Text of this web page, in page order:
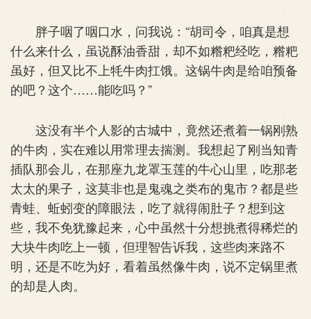
胖子咽了咽口水，问我说：“胡司令，咱真是想
什么来什么，虽说酥油香甜，却不如糌粑经吃，糌粑
虽好，但又比不上牦牛肉扛饿。这锅牛肉是给咱预备
的吧？这个……能吃吗？”
这没有半个人影的古城中，竟然还煮着一锅刚熟
的牛肉，实在难以用常理去揣测。我想起了刚当知青
插队那会儿，在那座九龙罩玉莲的牛心山里，吃那老
太太的果子，这莫非也是鬼魂之类布的鬼市？都是些
青蛙、蚯蚓变的障眼法，吃了就得闹肚子？想到这
些，我不免犹豫起来，心中虽然十分想挑煮得稀烂的
大块牛肉吃上一顿，但理智告诉我，这些肉来路不
明，还是不吃为好，看着虽然像牛肉，说不定锅里煮
的却是人肉。